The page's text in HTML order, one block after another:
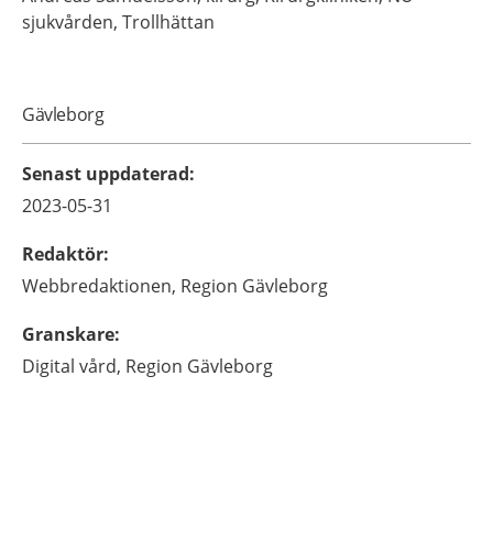
sjukvården, Trollhättan
Gävleborg
Senast uppdaterad:
2023-05-31
Redaktör:
Webbredaktionen, Region Gävleborg
Granskare:
Digital vård, Region Gävleborg